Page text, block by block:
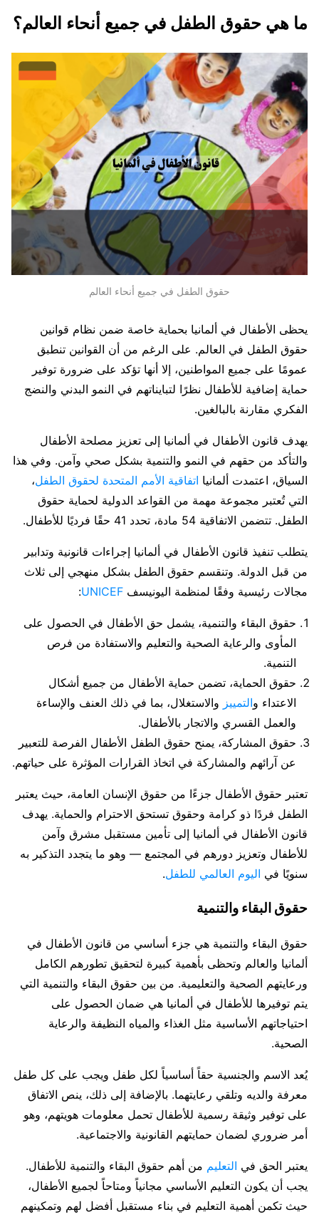
ما هي حقوق الطفل في جميع أنحاء العالم؟
حقوق الطفل في جميع أنحاء العالم
يحظى الأطفال في ألمانيا بحماية خاصة ضمن نظام قوانين
حقوق الطفل في العالم. على الرغم من أن القوانين تنطبق
عمومًا على جميع المواطنين، إلا أنها تؤكد على ضرورة توفير
حماية إضافية للأطفال نظرًا لتبايناتهم في النمو البدني والنضج
الفكري مقارنة بالبالغين.
يهدف قانون الأطفال في ألمانيا إلى تعزيز مصلحة الأطفال
والتأكد من حقهم في النمو والتنمية بشكل صحي وآمن. وفي هذا
السياق، اعتمدت ألمانيا اتفاقية الأمم المتحدة لحقوق الطفل،
التي تُعتبر مجموعة مهمة من القواعد الدولية لحماية حقوق
الطفل. تتضمن الاتفاقية 54 مادة، تحدد 41 حقًا فرديًا للأطفال.
يتطلب تنفيذ قانون الأطفال في ألمانيا إجراءات قانونية وتدابير
من قبل الدولة. وتنقسم حقوق الطفل بشكل منهجي إلى ثلاث
مجالات رئيسية وفقًا لمنظمة اليونيسف UNICEF
:
حقوق البقاء والتنمية، يشمل حق الأطفال في الحصول على
المأوى والرعاية الصحية والتعليم والاستفادة من فرص
التنمية.
حقوق الحماية، تضمن حماية الأطفال من جميع أشكال
الاعتداء والتمييز والاستغلال، بما في ذلك العنف والإساءة
والعمل القسري والاتجار بالأطفال.
حقوق المشاركة، يمنح حقوق الطفل الأطفال الفرصة للتعبير
عن آرائهم والمشاركة في اتخاذ القرارات المؤثرة على حياتهم.
تعتبر حقوق الأطفال جزءًا من حقوق الإنسان العامة، حيث يعتبر
الطفل فردًا ذو كرامة وحقوق تستحق الاحترام والحماية. يهدف
قانون الأطفال في ألمانيا إلى تأمين مستقبل مشرق وآمن
للأطفال وتعزيز دورهم في المجتمع — وهو ما يتجدد التذكير به
سنويًا في اليوم العالمي للطفل.
حقوق البقاء والتنمية
حقوق البقاء والتنمية هي جزء أساسي من قانون الأطفال في
ألمانيا والعالم وتحظى بأهمية كبيرة لتحقيق تطورهم الكامل
ورعايتهم الصحية والتعليمية. من بين حقوق البقاء والتنمية التي
يتم توفيرها للأطفال في ألمانيا هي ضمان الحصول على
احتياجاتهم الأساسية مثل الغذاء والمياه النظيفة والرعاية
الصحية.
يُعد الاسم والجنسية حقاً أساسياً لكل طفل ويجب على كل طفل
معرفة والديه وتلقي رعايتهما. بالإضافة إلى ذلك، ينص الاتفاق
على توفير وثيقة رسمية للأطفال تحمل معلومات هويتهم، وهو
أمر ضروري لضمان حمايتهم القانونية والاجتماعية.
يعتبر الحق في التعليم من أهم حقوق البقاء والتنمية للأطفال.
يجب أن يكون التعليم الأساسي مجانياً ومتاحاً لجميع الأطفال،
حيث تكمن أهمية التعليم في بناء مستقبل أفضل لهم وتمكينهم